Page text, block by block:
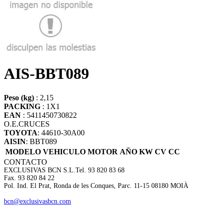
AIS-BBT089
Peso (kg) : 2,15
PACKING : 1X1
EAN : 5411450730822
O.E.CRUCES
TOYOTA: 44610-30A00
AISIN: BBT089
MODELO VEHICULO MOTOR AÑO KW CV CC
CONTACTO
EXCLUSIVAS BCN S.L. Tel. 93 820 83 68
Fax. 93 820 84 22
Pol. Ind. El Prat, Ronda de les Conques, Parc. 11-15 08180 MOIÀ
bcn@exclusivasbcn.com